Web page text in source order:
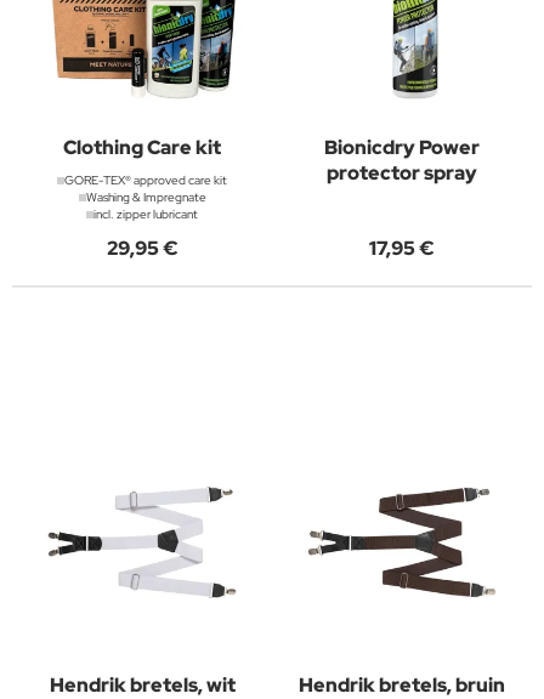
Clothing Care kit
GORE-TEX® approved care kit
Washing & Impregnate
incl. zipper lubricant
29,95 €
Bionicdry Power
protector spray
17,95 €
Hendrik bretels, wit
Hendrik bretels, bruin